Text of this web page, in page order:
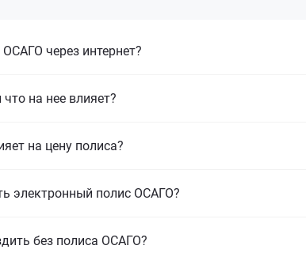
через интернет?
на нее влияет?
на цену полиса?
электронный полис ОСАГО?
без полиса ОСАГО?